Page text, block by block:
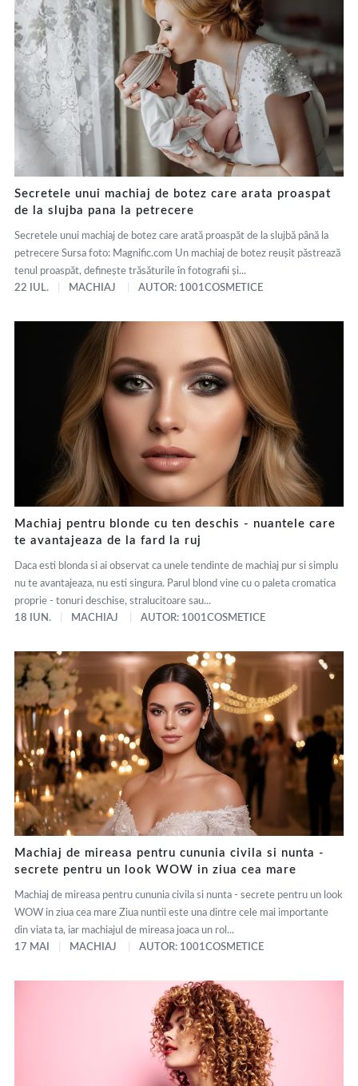
Secretele unui machiaj de botez care arata proaspat
de la slujba pana la petrecere
Secretele unui machiaj de botez care arată proaspăt de la slujbă până la
petrecere Sursa foto: Magnific.com Un machiaj de botez reușit păstrează
tenul proaspăt, definește trăsăturile în fotografii și...
22 IUL.
MACHIAJ AUTOR: 1001COSMETICE
Machiaj pentru blonde cu ten deschis - nuantele care
te avantajeaza de la fard la ruj
Daca esti blonda si ai observat ca unele tendinte de machiaj pur si simplu
nu te avantajeaza, nu esti singura. Parul blond vine cu o paleta cromatica
proprie - tonuri deschise, stralucitoare sau...
18 IUN.
MACHIAJ AUTOR: 1001COSMETICE
Machiaj de mireasa pentru cununia civila si nunta -
secrete pentru un look WOW in ziua cea mare
Machiaj de mireasa pentru cununia civila si nunta - secrete pentru un look
WOW in ziua cea mare Ziua nuntii este una dintre cele mai importante
din viata ta, iar machiajul de mireasa joaca un rol...
17 MAI
MACHIAJ AUTOR: 1001COSMETICE